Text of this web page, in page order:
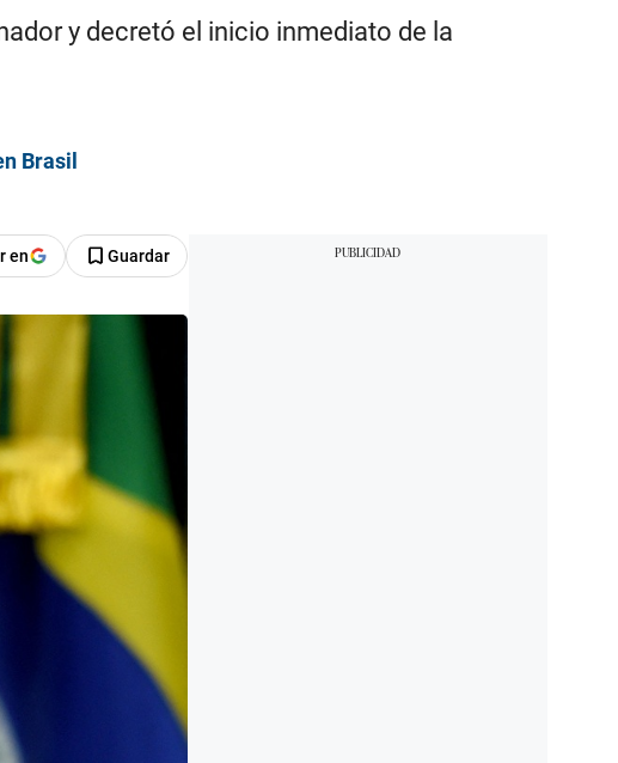
y decretó el inicio inmediato de la
Brasil
en Guardar